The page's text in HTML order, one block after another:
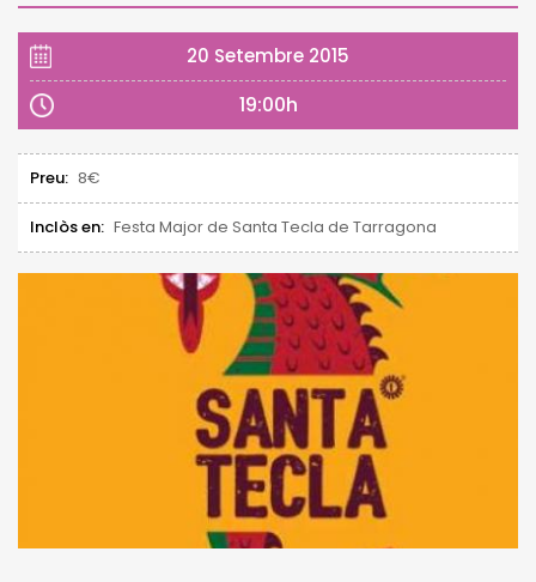
20 Setembre 2015
19:00h
Preu: 8€
Inclòs en: Festa Major de Santa Tecla de Tarragona